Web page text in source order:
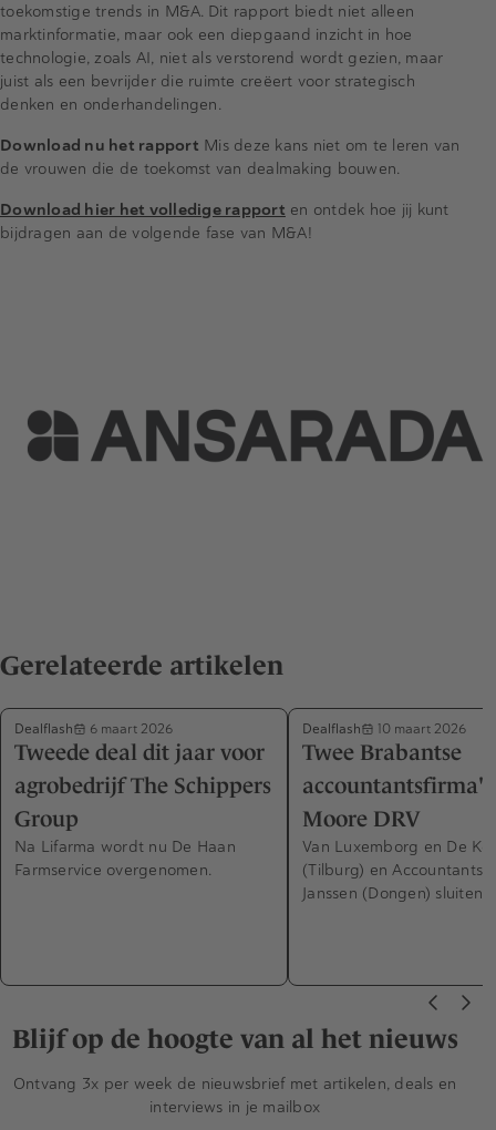
toekomstige trends in M&A. Dit rapport biedt niet alleen
marktinformatie, maar ook een diepgaand inzicht in hoe
technologie, zoals AI, niet als verstorend wordt gezien, maar
juist als een bevrijder die ruimte creëert voor strategisch
denken en onderhandelingen.
Download nu het rapport Mis deze kans niet om te leren van
de vrouwen die de toekomst van dealmaking bouwen.
Download hier het volledige rapport en ontdek hoe jij kunt
bijdragen aan de volgende fase van M&A!
Gerelateerde artikelen
Dealflash 6 maart 2026
Tweede deal dit jaar voor
agrobedrijf The Schippers
Group
Na Lifarma wordt nu De Haan
Farmservice overgenomen.
Dealflash 10 maart 2026
Twee Brabantse
Moore DRV
Van Luxemborg en De
(Tilburg) en
Janssen (Dongen) sluiten
Blijf op de hoogte van al het nieuws
Ontvang 3x per week de nieuwsbrief met artikelen, deals en
interviews in je mailbox